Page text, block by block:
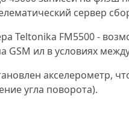
сервер
Teltonika FM5500 -
GSM ил в условиях
акселерометр,
угла поворота).